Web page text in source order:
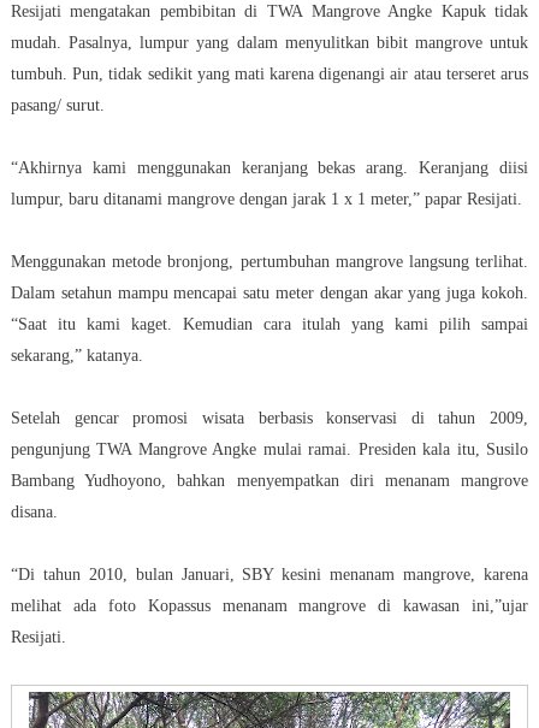
Resijati mengatakan pembibitan di TWA Mangrove Angke Kapuk tidak
mudah. Pasalnya, lumpur yang dalam menyulitkan bibit mangrove untuk
tumbuh. Pun, tidak sedikit yang mati karena digenangi air atau terseret arus
pasang/ surut.
“Akhirnya kami menggunakan keranjang bekas arang. Keranjang diisi
lumpur, baru ditanami mangrove dengan jarak 1 x 1 meter,” papar Resijati.
Menggunakan metode bronjong, pertumbuhan mangrove langsung terlihat.
Dalam setahun mampu mencapai satu meter dengan akar yang juga kokoh.
“Saat itu kami kaget. Kemudian cara itulah yang kami pilih sampai
sekarang,” katanya.
Setelah gencar promosi wisata berbasis konservasi di tahun 2009,
pengunjung TWA Mangrove Angke mulai ramai. Presiden kala itu, Susilo
Bambang Yudhoyono, bahkan menyempatkan diri menanam mangrove
disana.
“Di tahun 2010, bulan Januari, SBY kesini menanam mangrove, karena
melihat ada foto Kopassus menanam mangrove di kawasan ini,”ujar
Resijati.